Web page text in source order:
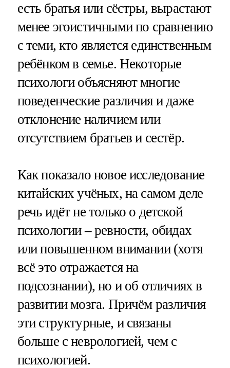
есть братья или сёстры, вырастают
менее эгоистичными по сравнению
с теми, кто является единственным
ребёнком в семье. Некоторые
психологи объясняют многие
поведенческие различия и даже
отклонение наличием или
отсутствием братьев и сестёр.
Как показало новое исследование
китайских учёных, на самом деле
речь идёт не только о детской
психологии – ревности, обидах
или повышенном внимании (хотя
всё это отражается на
подсознании), но и об отличиях в
развитии мозга. Причём различия
эти структурные, и связаны
больше с неврологией, чем с
психологией.